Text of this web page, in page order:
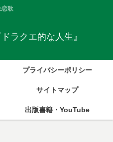
恋歌
ラクエ的な人生』
プライバシーポリシー
サイトマップ
出版書籍・YouTube